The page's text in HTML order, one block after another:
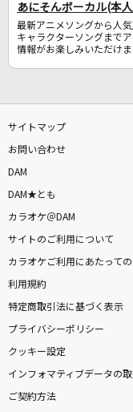
あにそんボーカル(本
最新アニメソングから人
キャラクターソングまで
情報がお楽しみいただけ
サイトマップ
お問い合わせ
DAM
DAM★とも
カラオケ＠DAM
サイトのご利用について
カラオケご利用にあたって
利用規約
特定商取引法に基づく表示
プライバシーポリシー
クッキー設定
インフォマティブデータの
ご契約方法